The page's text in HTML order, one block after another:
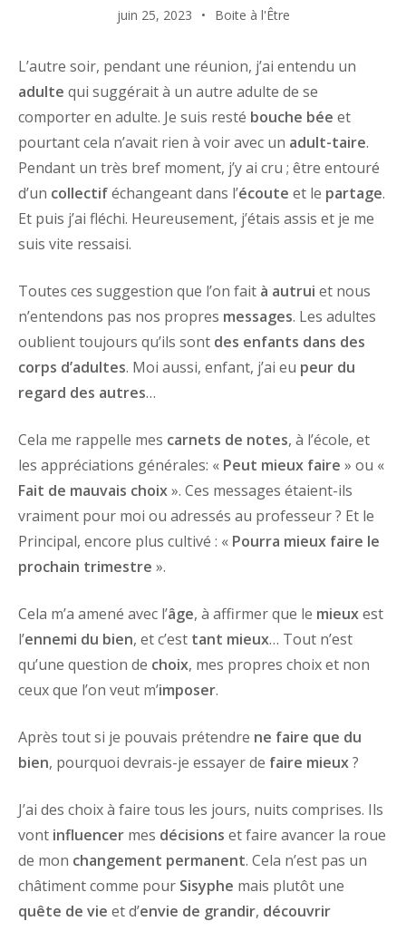
juin 25, 2023 Boite à l'Être
L’autre soir, pendant une réunion, j’ai entendu un
adulte qui suggérait à un autre adulte de se
comporter en adulte. Je suis resté bouche bée et
pourtant cela n’avait rien à voir avec un adult-taire.
Pendant un très bref moment, j’y ai cru ; être entouré
d’un collectiféchangeant dans l’écoute et le partage.
Et puis j’ai fléchi. Heureusement, j’étais assis et je me
suis vite ressaisi.
Toutes ces suggestion que l’on fait à autrui et nous
n’entendons pas nos propres messages. Les adultes
oublient toujours qu’ils sont des enfants dans des
corps d’adultes. Moi aussi, enfant, j’ai eu peur du
regard des autres…
Cela me rappelle mes carnets de notes, à l’école, et
les appréciations générales: « Peut mieux faire » ou «
Fait de mauvais choix». Ces messages étaient-ils
vraiment pour moi ou adressés au professeur ? Et le
Principal, encore plus cultivé : « Pourra mieux faire le
prochain trimestre ».
Cela m’a amené avec l’âge, à affirmer que le mieuxest
l’ennemi du bien, et c’est tant mieux… Tout n’est
qu’une question de choix, mes propres choix et non
ceux que l’on veut m’imposer.
Après tout si je pouvais prétendre ne faire que du
bien, pourquoi devrais-je essayer de faire mieux?
J’ai des choix à faire tous les jours, nuits comprises. Ils
vont influencer mes décisions et faire avancer la roue
de mon changement permanent. Cela n’est pas un
châtiment comme pour Sisyphe mais plutôt une
quête de vie et d’envie de grandir, découvrir